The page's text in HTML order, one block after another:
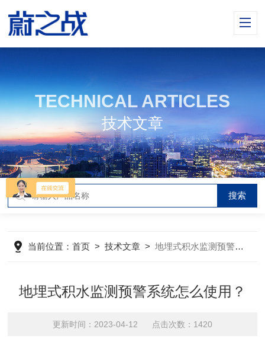
TECHNICAL ARTICLES
技术文章
当前位置：首页 >技术文章 >地埋式积水监测预警系统怎么使用？
地埋式积水监测预警系统怎么使用？
更新时间：2023-04-12 点击次数：1420